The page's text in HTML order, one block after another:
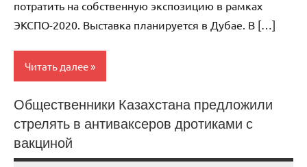
потратить на собственную экспозицию в рамках
ЭКСПО-2020. Выставка планируется в Дубае. В […]
Читать далее
Мэтр
Общественники Казахстана предложили
стрелять в антиваксеров дротиками с
вакциной